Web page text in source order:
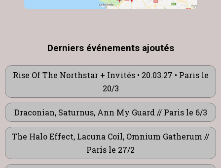
Derniers événements ajoutés
Rise Of The Northstar + Invités • 20.03.27 • Paris le
20/3
Draconian, Saturnus, Ann My Guard // Paris le 6/3
The Halo Effect, Lacuna Coil, Omnium Gatherum //
Paris le 27/2